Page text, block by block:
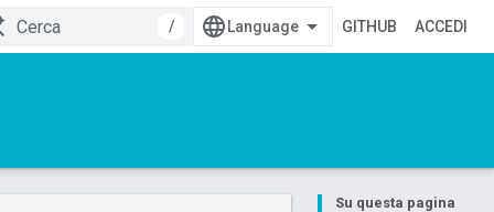
/ GITHUB ACCEDI
Su questa pagina